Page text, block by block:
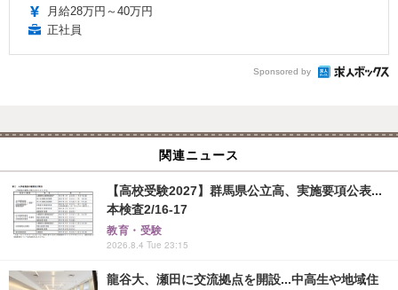
月給28万円～40万円
正社員
Sponsored by
関連ニュース
【高校受験2027】群馬県公立高、実施要項公表...
本検査2/16-17
教育・受験
2026.8.4 Tue 23:15
龍谷大、瀬田に交流拠点を開設...中高生や地域住